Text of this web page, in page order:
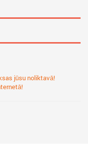
jūsu noliktavā!